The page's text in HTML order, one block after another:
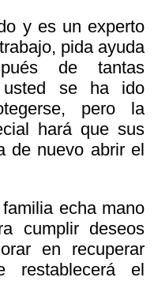
y es un experto
pida ayuda
de tantas
usted se ha ido
pero la
hará que sus
de nuevo abrir el
echa mano
cumplir deseos
en recuperar
restablecerá el